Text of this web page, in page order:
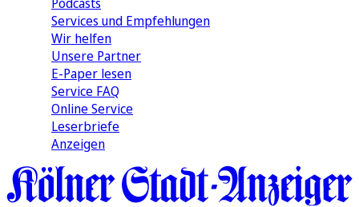
Services und Empfehlungen
Wir helfen
Unsere Partner
E-Paper lesen
Service FAQ
Online Service
Leserbriefe
Anzeigen